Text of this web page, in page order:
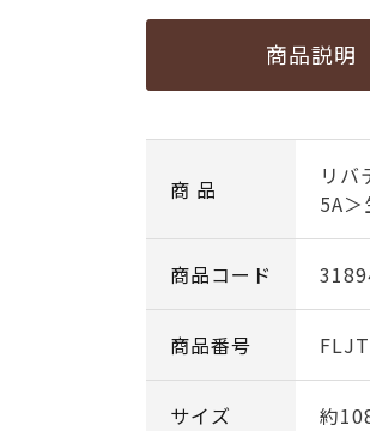
商品説明
商 品
リバ
5A
商品コード
商品番号
サイズ 約